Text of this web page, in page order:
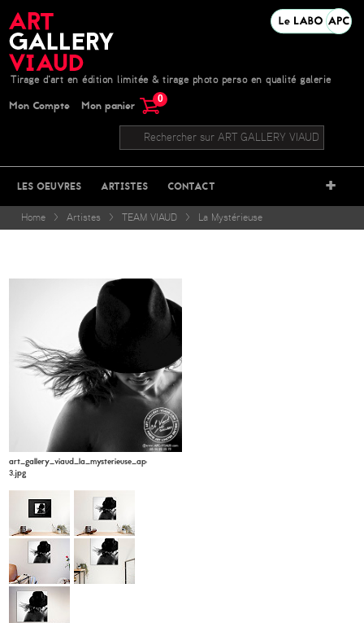
Tirage d'art en édition limitée & tirage photo perso en qualité galerie
Mon Compte Mon panier 0
LES OEUVRES ARTISTES CONTACT +
Home > Artistes > TEAM VIAUD > La Mystérieuse
art_gallery_viaud_la_mysterieuse_apc_viaud_6-
3.jpg